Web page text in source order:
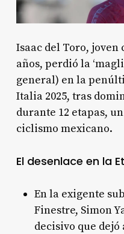
Isaac del Toro, joven
años, perdió la
general) en la
Italia 2025, tras
durante 12 etapas,
ciclismo mexicano.
El desenlace en la
En la exigente
Finestre, Simon
decisivo que dejó